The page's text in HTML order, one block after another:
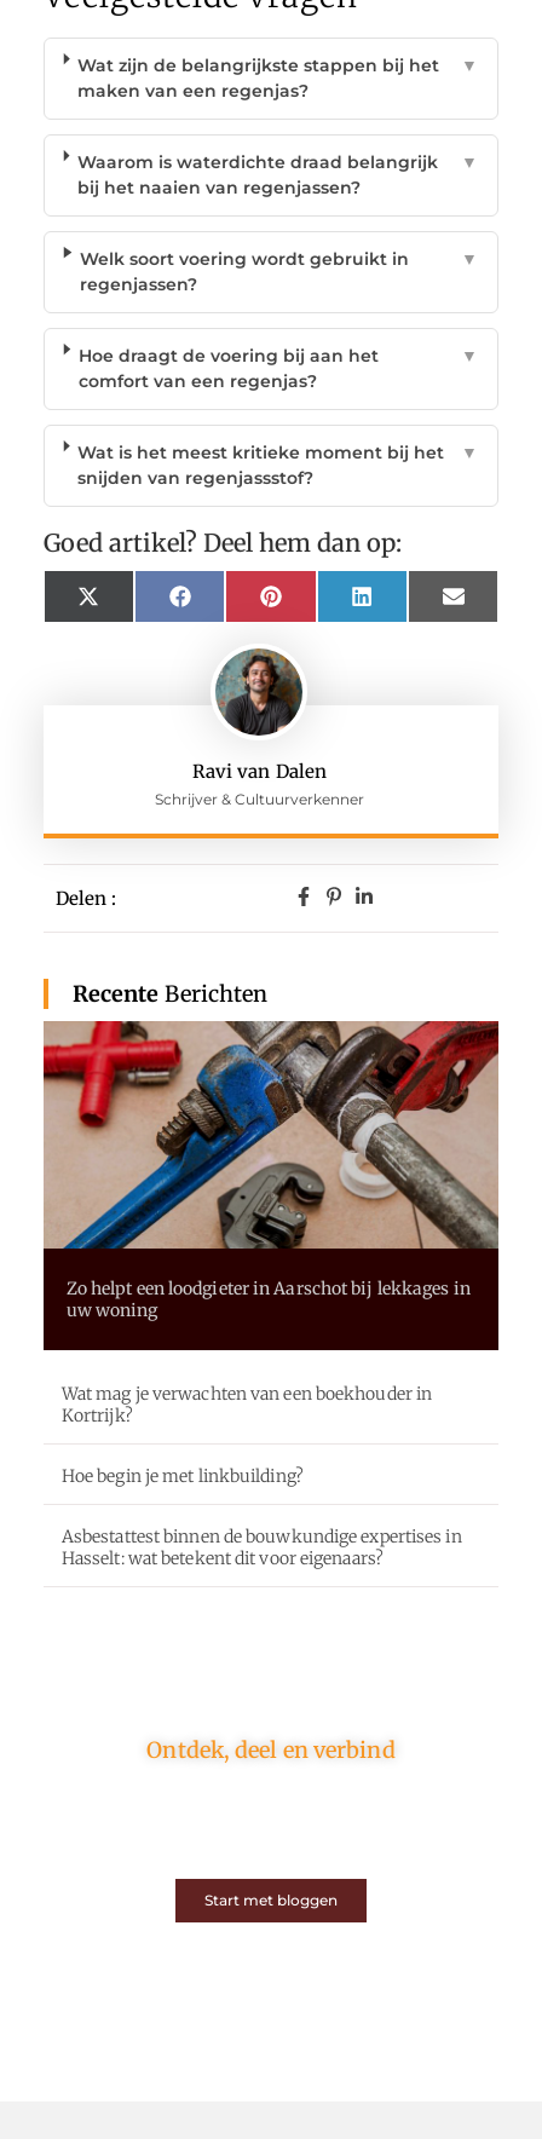
Ravi van Dalen
Schrijver & Cultuurverkenner
Delen :
Recente Berichten
Zo helpt een loodgieter in Aarschot bij lekkages in
uw woning
Wat mag je verwachten van een boekhouder in
Kortrijk?
Hoe begin je met linkbuilding?
Asbestattest binnen de bouwkundige expertises in
Hasselt: wat betekent dit voor eigenaars?
Ontdek, deel en verbind
Start met bloggen
Wat zijn de belangrijkste stappen bij het
maken van een regenjas?
▼
Waarom is waterdichte draad belangrijk
bij het naaien van regenjassen?
▼
Welk soort voering wordt gebruikt in
regenjassen?
▼
Hoe draagt de voering bij aan het
comfort van een regenjas?
▼
Wat is het meest kritieke moment bij het
snijden van regenjassstof?
▼
Goed artikel? Deel hem dan op:
X
(Twitter)
FacebookPinterest LinkedIn Email